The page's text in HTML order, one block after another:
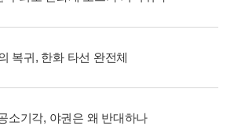
복귀, 한화 타선 완전체
소기각, 야권은 왜 반대하나